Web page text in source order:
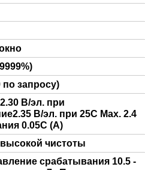
по запросу)
В/эл. при
В/эл. при 25C Max. 2.4
0.05C (A)
чистоты
срабатывания 10.5 -